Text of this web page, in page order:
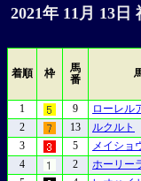
2021年 11月 13日
着順 枠
馬
番
1 9 ローレル
2
13 ルクルト
3
5 メイショ
4
2 ホーリー